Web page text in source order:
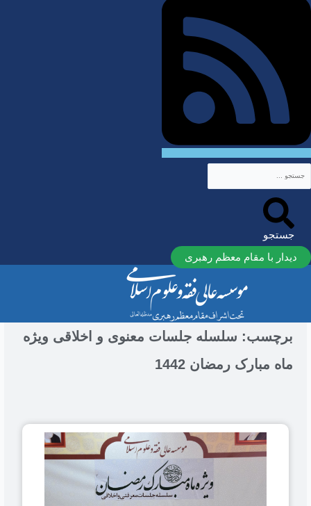
جستجو
دیدار با مقام معظم رهبری
برچسب: سلسله جلسات معنوی و اخلاقی ویژه
ماه مبارک رمضان 1442